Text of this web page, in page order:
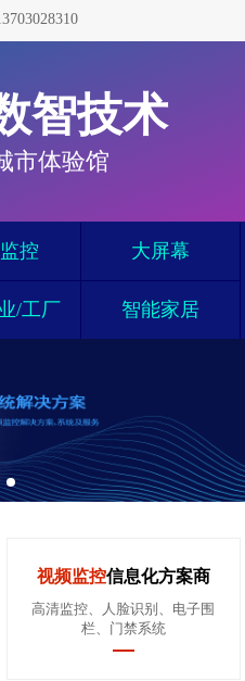
智技术
市体验馆
控 大屏幕
/工厂 智能家居
视频监控信息化方案商
高清监控、人脸识别、电子围
栏、门禁系统